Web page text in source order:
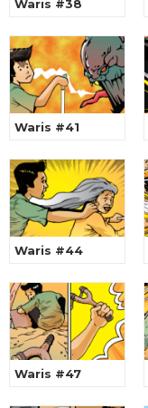
Waris #38
Waris #41
Waris #44
Waris #47